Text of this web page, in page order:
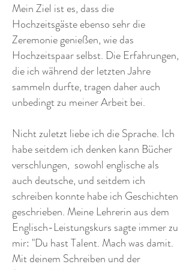
Mein Ziel ist es, dass die
Hochzeitsgäste ebenso sehr die
Zeremonie genießen, wie das
Hochzeitspaar selbst. Die Erfahrungen,
die ich während der letzten Jahre
sammeln durfte, tragen daher auch
unbedingt zu meiner Arbeit bei.
Nicht zuletzt liebe ich die Sprache. Ich
habe seitdem ich denken kann Bücher
verschlungen, sowohl englische als
auch deutsche, und seitdem ich
schreiben konnte habe ich Geschichten
geschrieben. Meine Lehrerin aus dem
Englisch-Leistungskurs sagte immer zu
mir: "Du hast Talent. Mach was damit.
Mit deinem Schreiben und der